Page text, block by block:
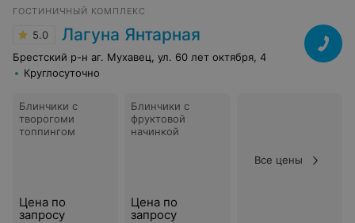
ГОСТИНИЧНЫЙ КОМПЛЕКС
5.0 Лагуна Янтарная
Брестский р-н аг. Мухавец, ул. 60 лет октября, 4
Круглосуточно
Блинчики с
творогоми
топпингом
Цена по
запросу
Блинчики с
фруктовой
начинкой
Цена по
запросу
Все цены